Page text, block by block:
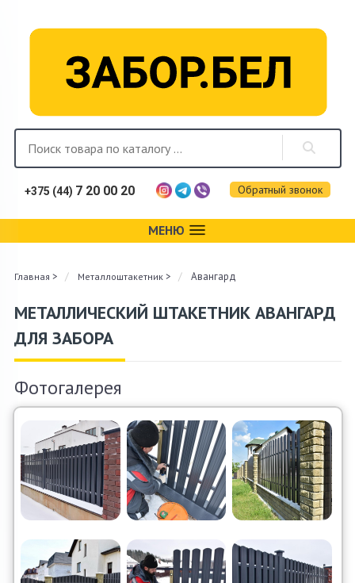
+375 (44) 7 20 00 20 Обратный звонок
МЕНЮ
Монтаж
Доставка
О компании
Акции и скидки
Контакты
Главная > Металлоштакетник > Авангард
МЕТАЛЛИЧЕСКИЙ ШТАКЕТНИК АВАНГАРД
ДЛЯ ЗАБОРА
Фотогалерея